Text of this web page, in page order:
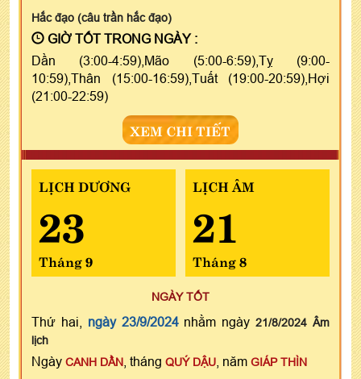
Hắc đạo (câu trần hắc đạo)
GIỜ TỐT TRONG NGÀY :
Dần (3:00-4:59),Mão (5:00-6:59),Tỵ (9:00-
10:59),Thân (15:00-16:59),Tuất (19:00-20:59),Hợi
(21:00-22:59)
XEM CHI TIẾT
LỊCH DƯƠNG
23
Tháng 9
LỊCH ÂM
21
Tháng 8
NGÀY TỐT
Thứ hai, ngày 23/9/2024nhằm ngày21/8/2024 Âm
lịch
Ngày CANH DẦN , tháng QUÝ DẬU , năm GIÁP THÌN